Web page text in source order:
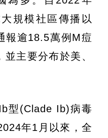
規模社區傳播以
報逾18.5萬例M痘
主要分布於美、
型(Clade Ib)病毒
年1月以來，全